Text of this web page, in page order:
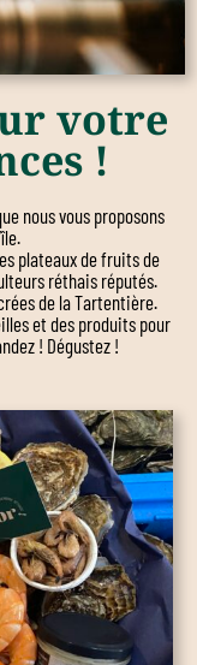
votre
!
nous vous proposons
plateaux de fruits de
réthais réputés.
de la Tartentière.
et des produits pour
! Dégustez !